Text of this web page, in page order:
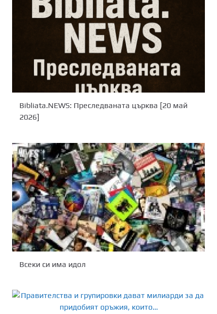
Bibliata.NEWS: Преследваната църква [20 май
2026]
Всеки си има идол